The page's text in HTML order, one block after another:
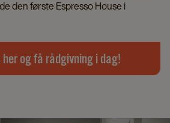
den første Espresso House i
og få rådgivning i dag!